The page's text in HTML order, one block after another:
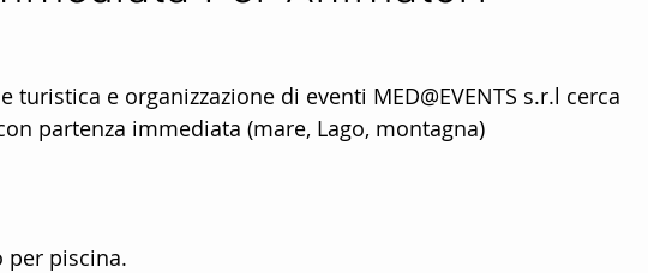
Per Bambini
Animatori Per La Stagione Estiva Agenzia Di Animazione Turistica
turistica e organizzazione di eventi MED@EVENTS s.r.l cerca
partenza immediata (mare, Lago, montagna)
per piscina.